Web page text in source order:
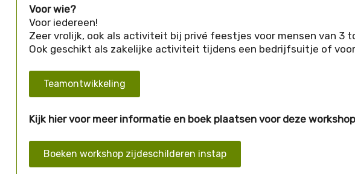
Voor wie?
Voor iedereen!
Zeer vrolijk, ook als activiteit bij privé feestjes voor mensen van 3
Ook geschikt als zakelijke activiteit tijdens een bedrijfsuitje of voor
Teamontwikkeling
Kijk hier voor meer informatie en boek plaatsen voor deze
Boeken workshop zijdeschilderen instap